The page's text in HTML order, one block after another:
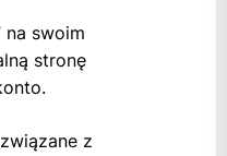
na swoim
stronę
z